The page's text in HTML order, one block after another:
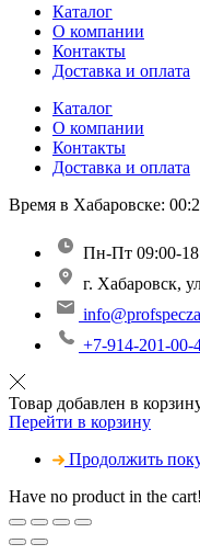
Каталог
О компании
Контакты
Доставка и оплата
Каталог
О компании
Контакты
Доставка и оплата
Время в Хабаровске:
Пн-Пт 09:00-
г. Хабаровск,
+7-914-201-00-
Товар добавлен в
Перейти в корзину
Продолжить
Have no product in the cart!